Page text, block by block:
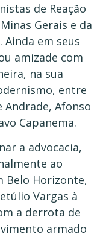
de Reação
Gerais e da
em seus
amizade com
na sua
entre
Andrade, Afonso
Capanema.
a advocacia,
ao
Belo Horizonte,
Vargas à
a derrota de
armado